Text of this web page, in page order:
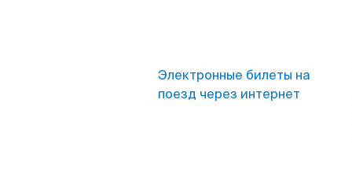
Электронные билеты на
поезд через интернет